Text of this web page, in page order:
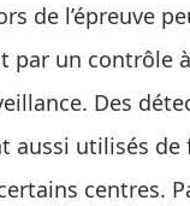
de l’épreuve
par un contrôle à
Des
aussi utilisés de
centres.